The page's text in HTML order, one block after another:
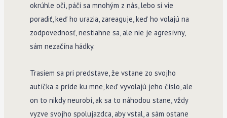
okrúhle oči, páči sa mnohým z nás, lebo si vie
poradiť, keď ho urazia, zareaguje, keď ho volajú na
zodpovednosť, nestiahne sa, ale nie je agresívny,
sám nezačína hádky.
Trasiem sa pri predstave, že vstane zo svojho
autíčka a príde ku mne, keď vyvolajú jeho číslo, ale
on to nikdy neurobí, ak sa to náhodou stane, vždy
vyzve svojho spolujazdca, aby vstal, a sám ostane